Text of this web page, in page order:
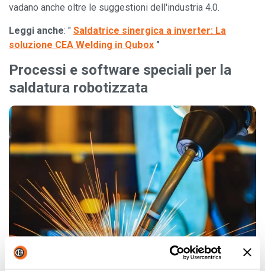
vadano anche oltre le suggestioni dell'industria 4.0.
Leggi anche: " Saldatrice sinergica a inverter: La
soluzione CEA Welding in Qubox "
Processi e software speciali per la
saldatura robotizzata